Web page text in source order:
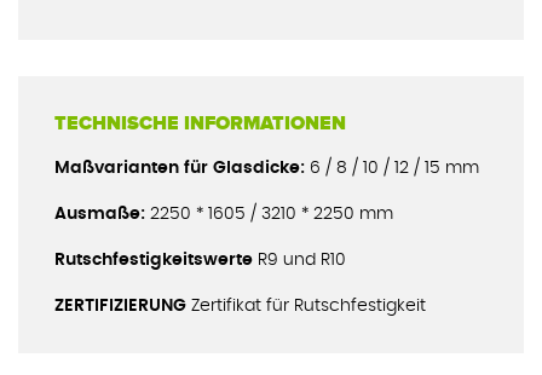
TECHNISCHE INFORMATIONEN
Maßvarianten für Glasdicke: 6 / 8 / 10 / 12 / 15 mm
Ausmaße: 2250 * 1605 / 3210 * 2250 mm
Rutschfestigkeitswerte R9 und R10
ZERTIFIZIERUNG Zertifikat für Rutschfestigkeit